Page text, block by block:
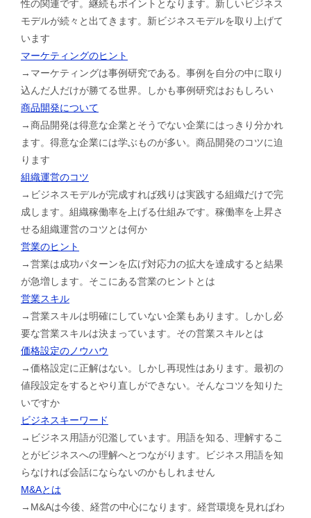
性の関連です。継続もポイントとなります。新しいビジネス
モデルが続々と出てきます。新ビジネスモデルを取り上げて
います
マーケティングのヒント
→マーケティングは事例研究である。事例を自分の中に取り
込んだ人だけが勝てる世界。しかも事例研究はおもしろい
商品開発について
→商品開発は得意な企業とそうでない企業にはっきり分かれ
ます。得意な企業には学ぶものが多い。商品開発のコツに迫
ります
組織運営のコツ
→ビジネスモデルが完成すれば残りは実践する組織だけで完
成します。組織稼働率を上げる仕組みです。稼働率を上昇さ
せる組織運営のコツとは何か
営業のヒント
→営業は成功パターンを広げ対応力の拡大を達成すると結果
が急増します。そこにある営業のヒントとは
営業スキル
→営業スキルは明確にしていない企業もあります。しかし必
要な営業スキルは決まっています。その営業スキルとは
価格設定のノウハウ
→価格設定に正解はない。しかし再現性はあります。最初の
値段設定をするとやり直しができない。そんなコツを知りた
いですか
ビジネスキーワード
→ビジネス用語が氾濫しています。用語を知る、理解するこ
とがビジネスへの理解へとつながります。ビジネス用語を知
らなければ会話にならないのかもしれません
M&Aとは
→M&Aは今後、経営の中心になります。経営環境を見ればわ